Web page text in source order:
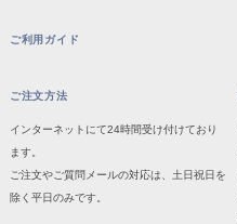
ご利用ガイド
ご注文方法
インターネットにて24時間受け付けており
ます。
ご注文やご質問メールの対応は、土日祝日を
除く平日のみです。